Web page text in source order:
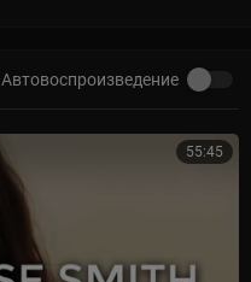
Автовоспроизведение
55:45